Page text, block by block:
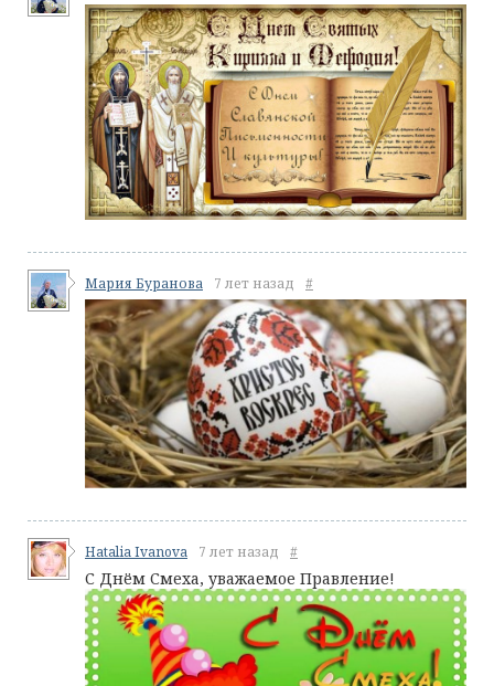
Мария Буранова 7 лет назад #
Hatalia Ivanova 7 лет назад #
С Днём Смеха, уважаемое Правление!